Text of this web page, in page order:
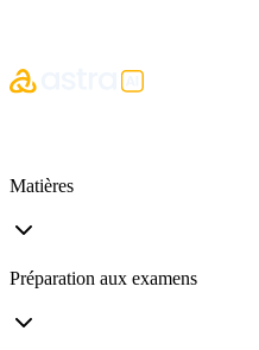
Matières
Préparation aux examens